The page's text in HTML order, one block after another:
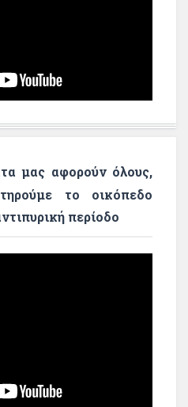
μας αφορούν όλους,
το οικόπεδο
περίοδο